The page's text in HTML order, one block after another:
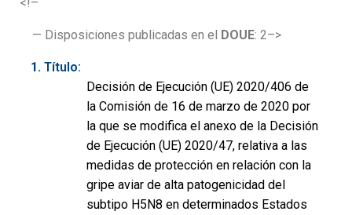
— Disposiciones publicadas en el DOUE: 2–>
Título:
Decisión de Ejecución (UE) 2020/406 de
la Comisión de 16 de marzo de 2020 por
la que se modifica el anexo de la Decisión
de Ejecución (UE) 2020/47, relativa a las
medidas de protección en relación con la
gripe aviar de alta patogenicidad del
subtipo H5N8 en determinados Estados